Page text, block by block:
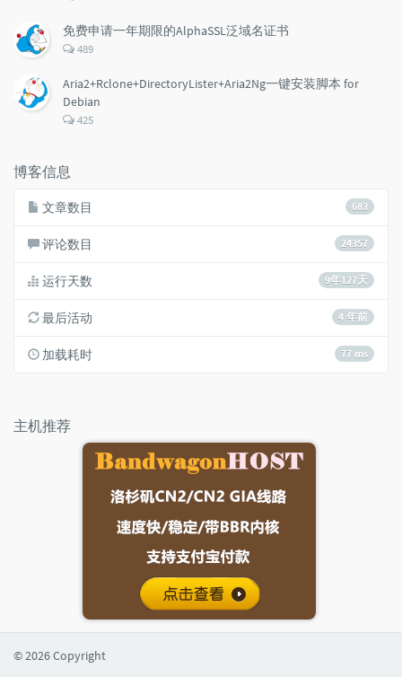
数：
免费申请一年期限的AlphaSSL泛域名证书
评
数：
489
Aria2+Rclone+DirectoryLister+Aria2Ng一键安装脚本 for
Debian
评
425
博客信息
683
文章数目
24357
评论数目
9年127天
运行天数
4 年前
最后活动
77 ms
加载耗时
主机推荐
© 2026 Copyright